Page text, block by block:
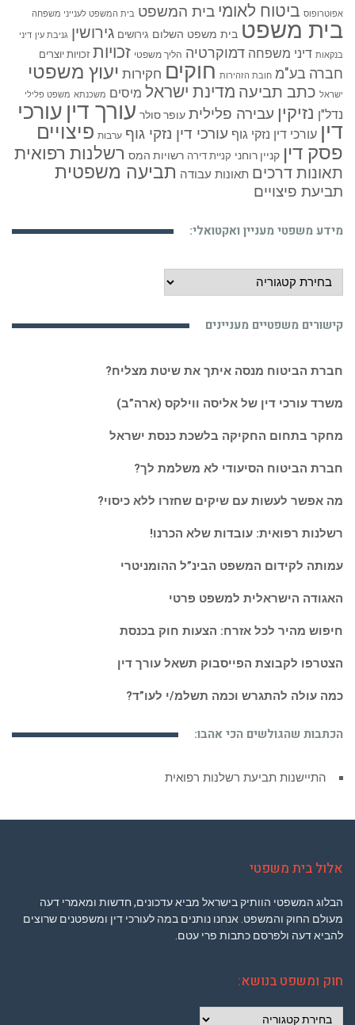
אפוטרופוס ביטוח לאומי בית המשפט בית המשפט לענייני משפחה
בית משפט בית משפט השלום גירושים גירושין גניבת עין דיני
בנקאות דיני משפחה דמוקרטיה הליך משפטי זכויות זכויות יוצרים
חברה בע"מ חובת הזהירות חוקים חקירות יעוץ משפטי
ישראל כתב תביעה מדינת ישראל מיסים משכנתא משפט פלילי
נדל"ן נזיקין עבירה פלילית עופר סולר עורך דין עורכי
דין עורכי דין נזקי גוף עורכי דין נזקי גוף ערבות פיצויים
פסק דין קניין רוחני קניית דירה רשויות המס רשלנות רפואית
תאונות דרכים תאונות עבודה תביעה משפטית
תביעת פיצויים
מידע משפטי מעניין ואקטואלי:
מידע
משפטי
ואקטואלי:
קישורים משפטיים מעניינים
חברת הביטוח מנסה איתך את שיטת מצליח?
משרד עורכי דין של אליסה ווילקס (ארה”ב)
מחקר בתחום החקיקה בלשכת כנסת ישראל
חברת הביטוח הסיעודי לא משלמת לך?
מה אפשר לעשות עם שיקים שחזרו ללא כיסוי?
רשלנות רפואית: עובדות שלא הכרנו!
עמותה לקידום המשפט הבינ”ל ההומניטרי
האגודה הישראלית למשפט פרטי
חיפוש מהיר לכל אזרח: הצעות חוק בכנסת
הצטרפו לקבוצת הפייסבוק תשאל עורך דין
כמה עולה להתגרש וכמה תשלמ/י לעו”ד?
הכתבות שהגולשים הכי אהבו:
התיישנות תביעת רשלנות רפואית
אלול בית משפטי
הבלוג המשפטי הוותיק בישראל מביא עדכונים, חדשות ומאמרי דעה
מעולם החוק והמשפט. אנחנו נותנים במה לעורכי דין ומשפטנים שרוצים
להביא דעה ולפרסם כתבות פרי עטם.
חוק ומשפט בנושא: